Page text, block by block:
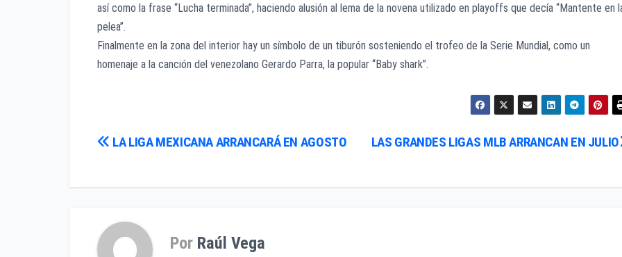
así como la frase “Lucha terminada”, haciendo alusión al lema de la novena utilizado en playoffs que decía “Mantente en
pelea”.
Finalmente en la zona del interior hay un símbolo de un tiburón sosteniendo el trofeo de la Serie Mundial, como un
homenaje a la canción del venezolano Gerardo Parra, la popular “Baby shark”.
Navegación
LAS GRANDES LIGAS MLB ARRANCAN EN JULIO
LA LIGA MEXICANA ARRANCARÁ EN AGOSTO
Por Raúl Vega